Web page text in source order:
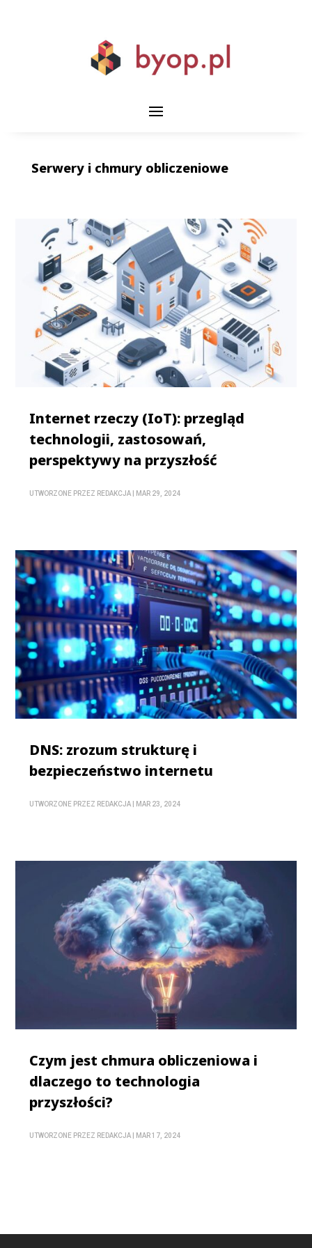
Serwery i chmury obliczeniowe
Internet rzeczy (IoT): przegląd
technologii, zastosowań,
perspektywy na przyszłość
UTWORZONE PRZEZ REDAKCJA MAR 29, 2024
DNS: zrozum strukturę i
bezpieczeństwo internetu
UTWORZONE PRZEZ REDAKCJA MAR 23, 2024
Czym jest chmura obliczeniowa i
dlaczego to technologia
przyszłości?
UTWORZONE PRZEZ REDAKCJA MAR 17, 2024